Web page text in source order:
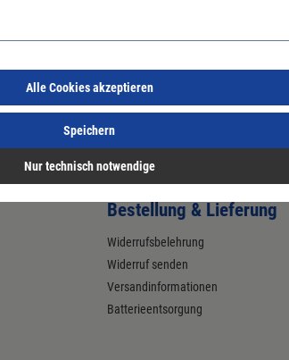
Bestellung & Lieferung
Widerrufsbelehrung
Widerruf senden
Versandinformationen
Batterieentsorgung
Alle Cookies akzeptieren
Speichern
Nur technisch notwendige